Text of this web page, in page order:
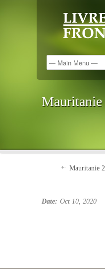
Mauritanie
Mauritanie
Date: Oct 10, 2020